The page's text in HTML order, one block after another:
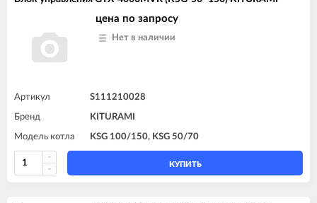
цена по запросу
Нет в наличии
Артикул S111210028
Бренд KITURAMI
Модель котла KSG 100/150, KSG 50/70
КУПИТЬ